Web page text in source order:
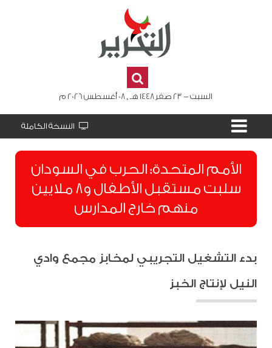
السبت - 23 صفر 1448 هـ , 08 أغسطس 2026 م
النسخة الكاملة
الأمم المتحدة: الحرب في السودان
سلبت مستقبل الأطفال و8 ملايين
منهم خارج المدارس
بدء التشغيل التجريبي لمخابز مجمع وادي
النيل لإنتاج الخبز